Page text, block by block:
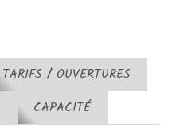
TARIFS / OUVERTURES
CAPACITÉ